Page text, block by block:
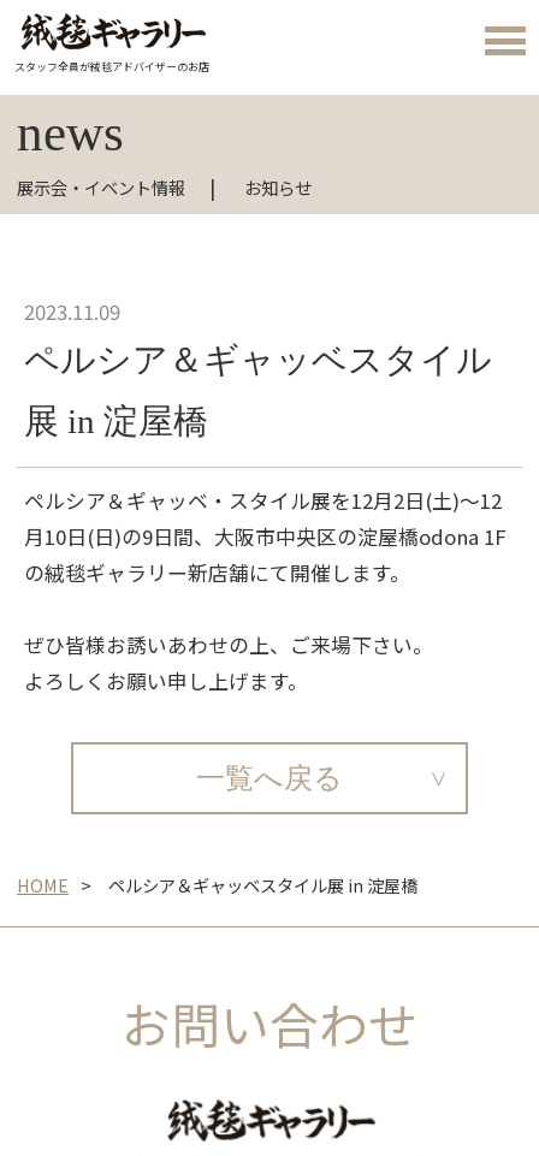
スタッフ全員が絨毯アドバイザーのお店
news
展示会・イベント情報 お知らせ
2023.11.09
ペルシア＆ギャッベスタイル
展 in 淀屋橋
ペルシア＆ギャッベ・スタイル展を12月2日(土)～12
月10日(日)の9日間、大阪市中央区の淀屋橋odona 1F
の絨毯ギャラリー新店舗にて開催します。
ぜひ皆様お誘いあわせの上、ご来場下さい。
よろしくお願い申し上げます。
一覧へ戻る
HOME ペルシア＆ギャッベスタイル展 in 淀屋橋
お問い合わせ